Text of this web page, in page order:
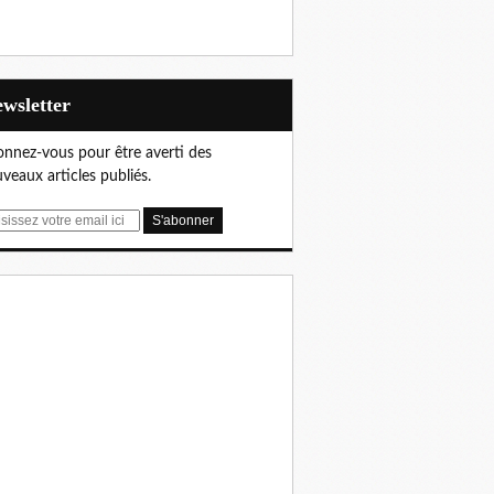
vous pour être averti des
articles publiés.